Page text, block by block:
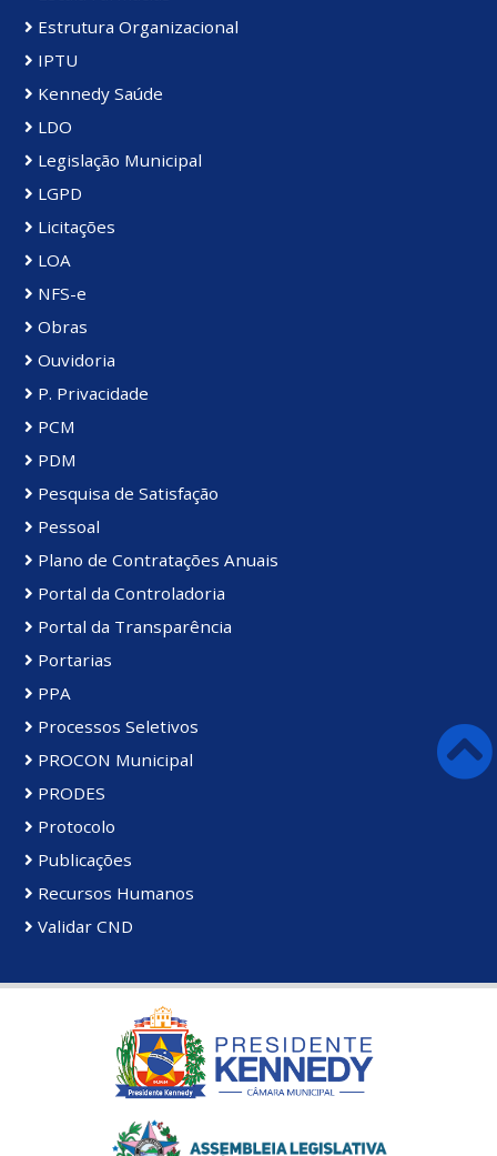
Estrutura Organizacional
IPTU
Kennedy Saúde
LDO
Legislação Municipal
LGPD
Licitações
LOA
NFS-e
Obras
Ouvidoria
P. Privacidade
PCM
PDM
Pesquisa de Satisfação
Pessoal
Plano de Contratações Anuais
Portal da Controladoria
Portal da Transparência
Portarias
PPA
Processos Seletivos
PROCON Municipal
PRODES
Protocolo
Publicações
Recursos Humanos
Validar CND